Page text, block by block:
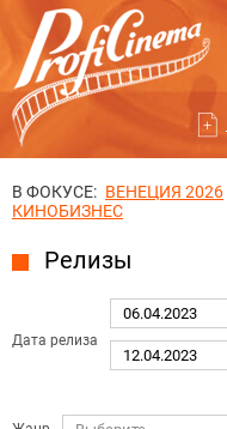
В ФОКУСЕ: ВЕНЕЦИЯ 2026
КИНОБИЗНЕС
Релизы
Дата релиза